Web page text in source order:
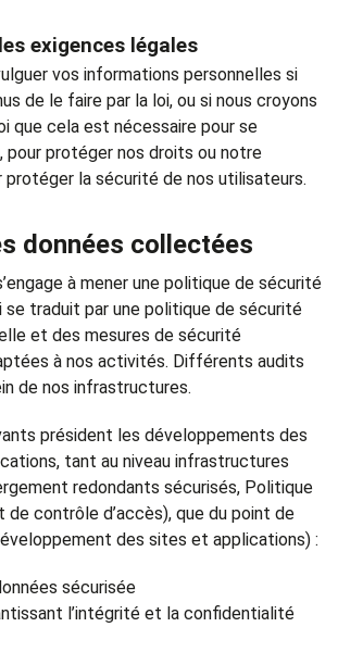
exigences légales
vos informations personnelles si
de le faire par la loi, ou si nous croyons
que cela est nécessaire pour se
pour protéger nos droits ou notre
protéger la sécurité de nos utilisateurs.
données collectées
à mener une politique de sécurité
se traduit par une politique de sécurité
et des mesures de sécurité
à nos activités. Différents audits
de nos infrastructures.
président les développements des
tant au niveau infrastructures
redondants sécurisés, Politique
de contrôle d’accès), que du point de
des sites et applications) :
sécurisée
l’intégrité et la confidentialité